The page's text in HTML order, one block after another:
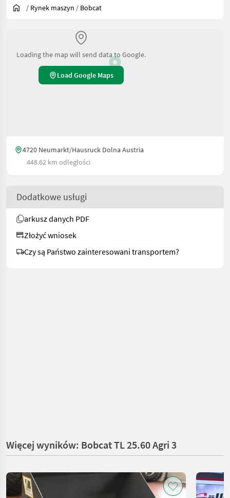
/ Rynek maszyn / Bobcat
Loading the map will send data to Google.
Load Google Maps
4720 Neumarkt/Hausruck Dolna Austria
448.62 km odległości
Dodatkowe usługi
arkusz danych PDF
Złożyć wniosek
Czy są Państwo zainteresowani transportem?
Więcej wyników: Bobcat TL 25.60 Agri 3